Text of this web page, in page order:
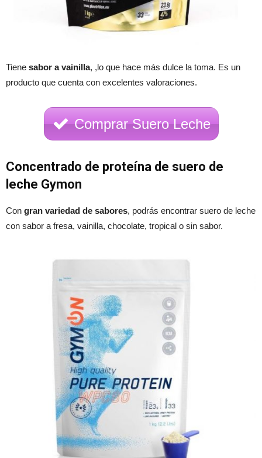
Tiene sabor a vainilla, ,lo que hace más dulce la toma. Es un
producto que cuenta con excelentes valoraciones.
Comprar Suero Leche
Concentrado de proteína de suero de
leche Gymon
Con gran variedad de sabores, podrás encontrar suero de leche
con sabor a fresa, vainilla, chocolate, tropical o sin sabor.